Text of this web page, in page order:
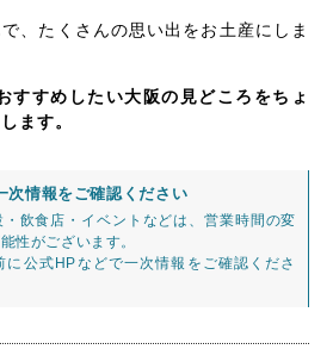
、たくさんの思い出をお土産にしま
すすめしたい大阪の見どころをちょ
ます。
次情報をご確認ください
飲食店・イベントなどは、営業時間の変
性がございます。
に公式HPなどで一次情報をご確認くださ